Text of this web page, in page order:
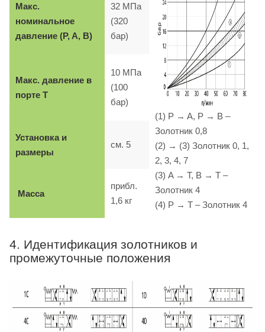
(1) P → A, P → B –
Золотник 0,8
(2) → (3) Золотник 0, 1,
2, 3, 4, 7
(3) A → T, B → T –
Золотник 4
(4) P → T – Золотник 4
Макс.
номинальное
давление (P, A, B)
32 МПа
(320
бар)
Макс. давление в
порте T
10 МПа
(100
бар)
Установка и
размеры
см. 5
Масса
прибл.
1,6 кг
4. Идентификация золотников и
промежуточные положения